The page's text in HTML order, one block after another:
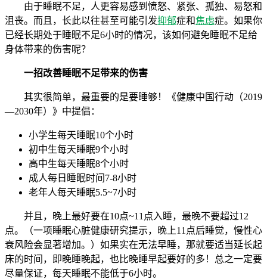
由于睡眠不足，人更容易感到愤怒、紧张、孤独、易怒和
沮丧。而且，长此以往甚至可能引发抑郁症和焦虑症。如果你
已经长期处于睡眠不足6小时的情况，该如何避免睡眠不足给
身体带来的伤害呢？
一招改善睡眠不足带来的伤害
其实很简单，最重要的是要睡够！《健康中国行动（2019
—2030年）》中提倡：
小学生每天睡眠10个小时
初中生每天睡眠9个小时
高中生每天睡眠8个小时
成人每日睡眠时间7-8小时
老年人每天睡眠5.5~7小时
并且，晚上最好要在10点~11点入睡，最晚不要超过12
点。（一项睡眠心脏健康研究提示，晚上11点后睡觉，慢性心
衰风险会显著增加。）如果实在无法早睡，那就要适当延长起
床的时间，即晚睡晚起，也比晚睡早起要好的多！总之一定要
尽量保证，每天睡眠不能低于6小时。